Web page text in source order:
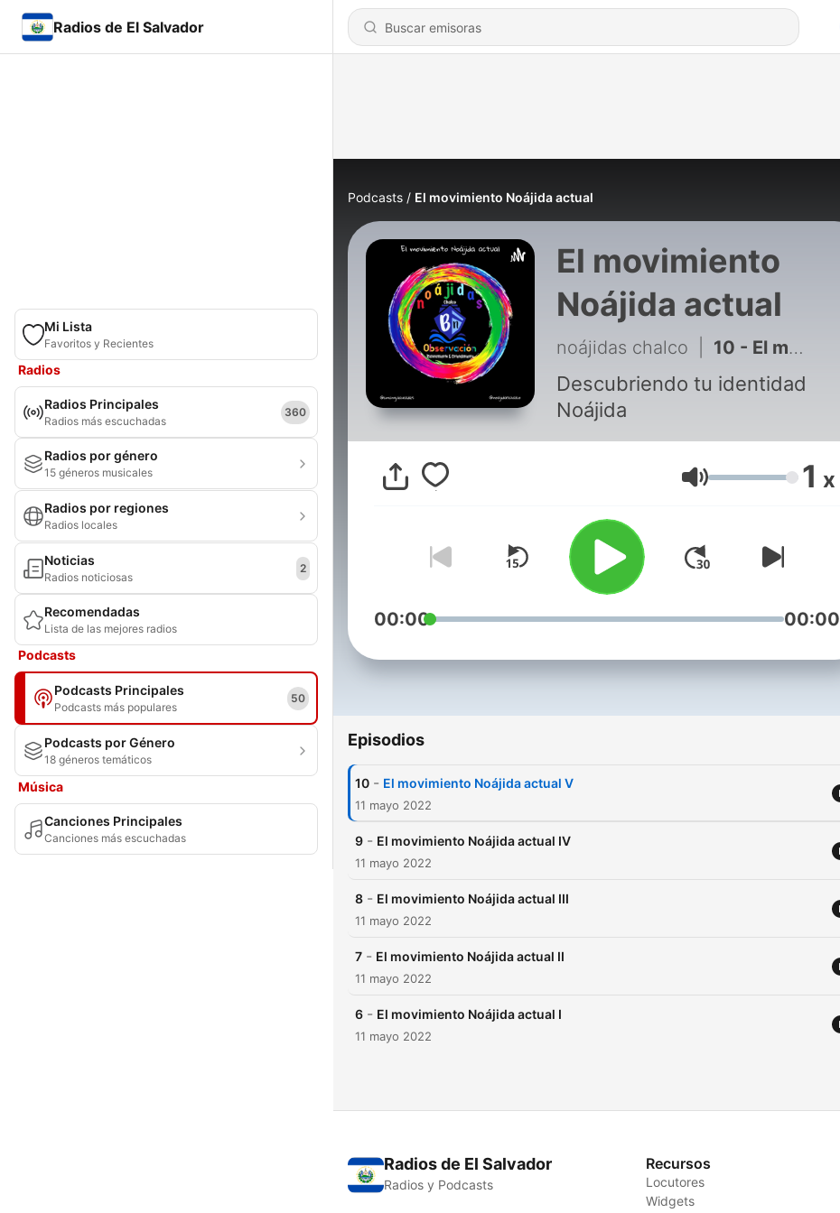
Radios de El Salvador
Mi Lista
Favoritos y Recientes
Radios
Radios Principales
Radios más escuchadas
360
Radios por género
15 géneros musicales
Radios por regiones
Radios locales
Noticias
Radios noticiosas
2
Recomendadas
Lista de las mejores radios
Podcasts
Podcasts Principales
Podcasts más populares
50
Podcasts por Género
18 géneros temáticos
Música
Canciones Principales
Canciones más escuchadas
Podcasts El movimiento Noájida actual
El movimiento
Noájida actual
noájidas chalco 10 - El movimiento Noájida actual V
Descubriendo tu identidad
Noájida
Volumen 1 x
00:00 00:00
Episodios
10 - El movimiento Noájida actual V
11 mayo 2022
9 - El movimiento Noájida actual IV
11 mayo 2022
8 - El movimiento Noájida actual III
11 mayo 2022
7 - El movimiento Noájida actual II
11 mayo 2022
6 - El movimiento Noájida actual I
11 mayo 2022
Radios de El Salvador
Radios y Podcasts
Recursos
Locutores
Widgets